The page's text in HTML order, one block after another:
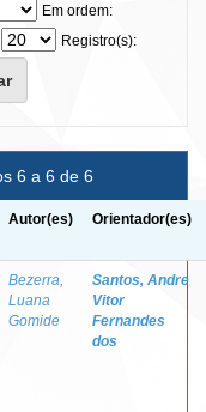
Em ordem:
Registro(s):
6 a 6 de 6
Autor(es) Orientador(es)
Bezerra,
Luana
Gomide
Santos, Andre
Vitor
Fernandes
dos